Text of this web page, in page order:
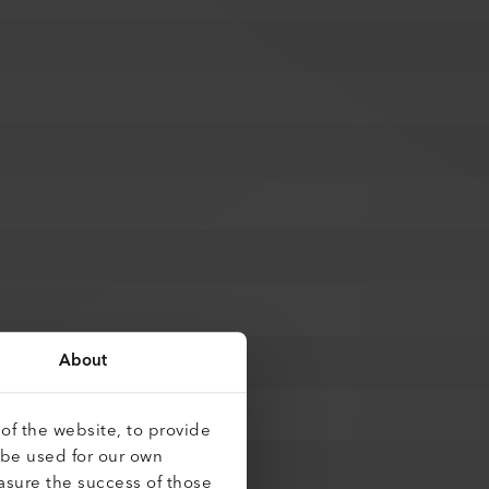
About
the website, to provide
used for our own
the success of those